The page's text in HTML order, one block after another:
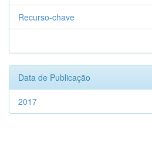
Recurso-chave
Data de Publicação
2017